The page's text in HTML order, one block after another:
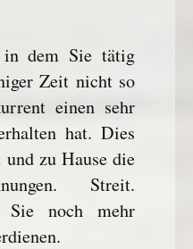
in dem Sie tätig
Zeit nicht so
einen sehr
hat. Dies
zu Hause die
Streit.
Sie noch mehr